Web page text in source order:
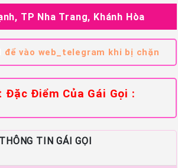
TP Nha Trang, Khánh Hòa
để vào web_telegram khi bị chặn
Đặc Điểm Của Gái Gọi :
THÔNG TIN GÁI GỌI